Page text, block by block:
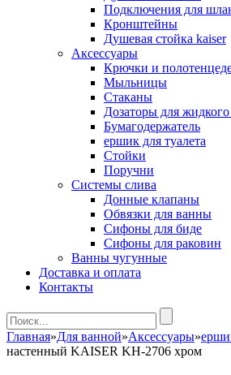
Подключения для
Кронштейны
Душевая стойка kaiser
Аксессуары
Крючки и
Мыльницы
Стаканы
Дозаторы для
Бумагодержатель
ершик для туалета
Стойки
Поручни
Системы слива
Донные клапаны
Обвязки для ванны
Сифоны для биде
Сифоны для раковин
Ванны чугунные
Доставка и оплата
Контакты
Главная»Для ванной»Аксессуары»
настенный KAISER KH-2706 хром